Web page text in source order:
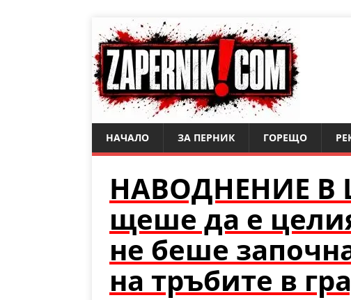
НАЧАЛО ЗА ПЕРНИК ГОРЕЩО
НАВОДНЕНИЕ В
щеше да е
не беше
на тръбите в